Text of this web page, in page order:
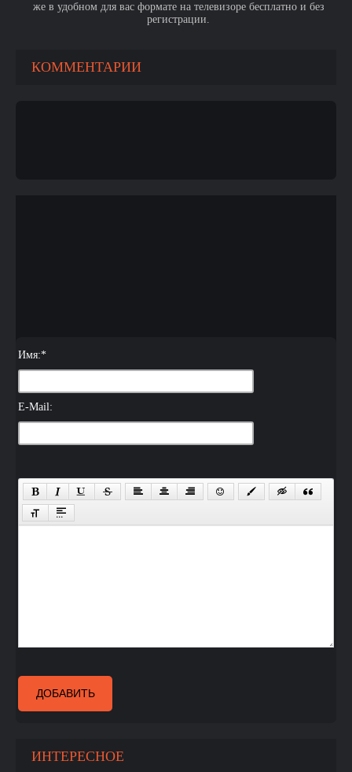
же в удобном для вас формате на телевизоре бесплатно и без
регистрации.
КОММЕНТАРИИ
Имя:*
E-Mail:
ДОБАВИТЬ
ИНТЕРЕСНОЕ